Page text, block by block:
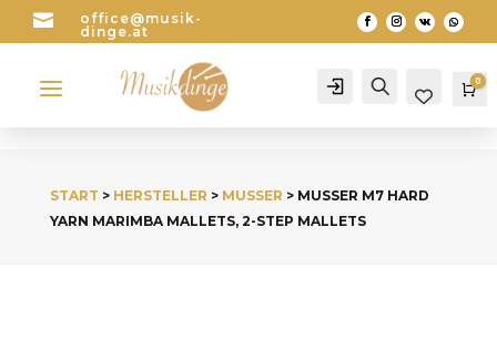

office@musik-
dinge.at
a Account Search 0
START > HERSTELLER > MUSSER > MUSSER M7 HARD
YARN MARIMBA MALLETS, 2-STEP MALLETS